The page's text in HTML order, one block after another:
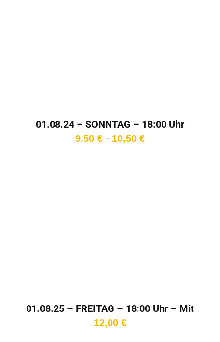
01.08.24 – SONNTAG – 18:00 Uhr
9,50 € – 10,50 €Preisspanne:
01.08.25 – FREITAG – 18:00 Uhr – Mit
Gast!
12,00 €